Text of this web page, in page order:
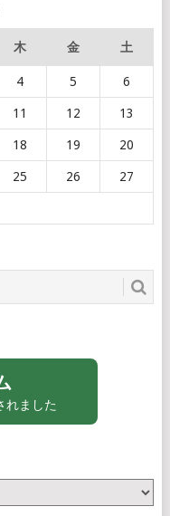
木 金 土
4 5 6
11 12 13
18 19 20
25 26 27
れました